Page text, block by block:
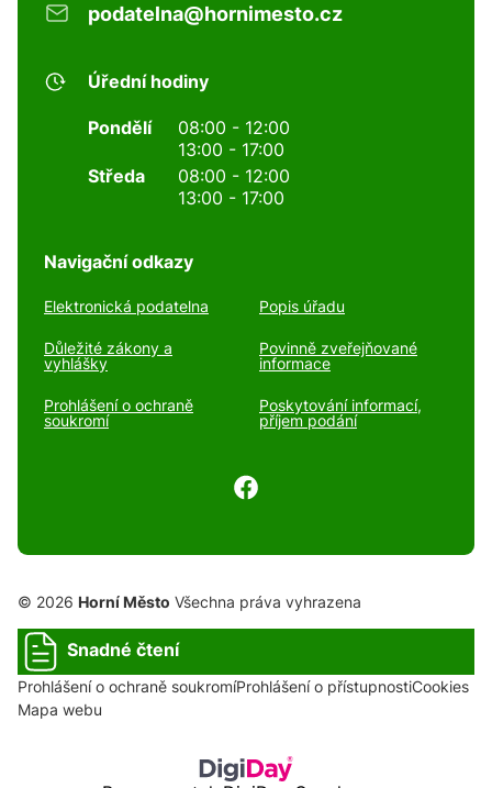
podatelna@hornimesto.cz
Úřední hodiny
Pondělí
08:00 - 12:00
13:00 - 17:00
Středa
08:00 - 12:00
13:00 - 17:00
Navigační odkazy
Elektronická podatelna Popis úřadu
Důležité zákony a
vyhlášky
Povinně zveřejňované
informace
Prohlášení o ochraně
soukromí
Poskytování informací,
příjem podání
© 2026 Horní Město Všechna práva vyhrazena
Snadné čtení
Prohlášení o ochraně soukromíProhlášení o přístupnostiCookies
Mapa webu